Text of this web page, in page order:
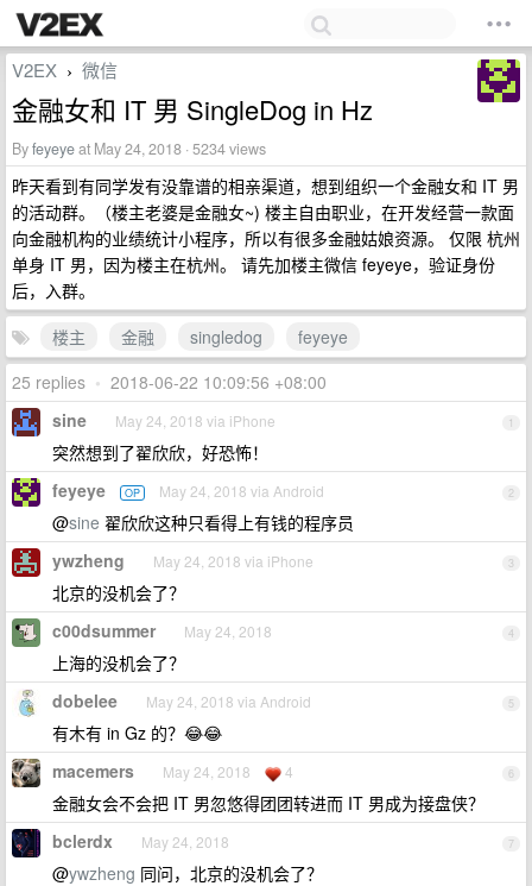
V2EX › 微信
金融女和 IT 男 SingleDog in Hz
Byfeyeyeat May 24, 2018 · 5234 views
昨天看到有同学发有没靠谱的相亲渠道，想到组织一个金融女和 IT 男
的活动群。（楼主老婆是金融女~) 楼主自由职业，在开发经营一款面
向金融机构的业绩统计小程序，所以有很多金融姑娘资源。 仅限 杭州
单身 IT 男，因为楼主在杭州。 请先加楼主微信 feyeye，验证身份
后，入群。
楼主
金融 singledog
feyeye
25 replies • 2018-06-22 10:09:56 +08:00
1
sine May 24, 2018 via iPhone
突然想到了翟欣欣，好恐怖！
2
feyeye OP May 24, 2018 via Android
@sine 翟欣欣这种只看得上有钱的程序员
3
ywzheng May 24, 2018 via iPhone
北京的没机会了？
4
c00dsummer May 24, 2018
上海的没机会了？
5
dobelee May 24, 2018 via Android
有木有 in Gz 的？😂😂
6
macemers May 24, 2018 4
金融女会不会把 IT 男忽悠得团团转进而 IT 男成为接盘侠？
7
bclerdx May 24, 2018
@ywzheng 同问，北京的没机会了？